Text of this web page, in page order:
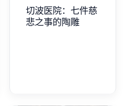
切波医院：七件慈
悲之事的陶雕